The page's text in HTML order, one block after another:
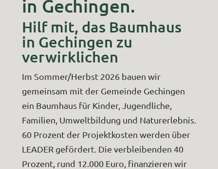
in Gechingen.
Hilf mit, das Baumhaus
in Gechingen zu
verwirklichen
Im Sommer/Herbst 2026 bauen wir
gemeinsam mit der Gemeinde Gechingen
ein Baumhaus für Kinder, Jugendliche,
Familien, Umweltbildung und Naturerlebnis.
60 Prozent der Projektkosten werden über
LEADER gefördert. Die verbleibenden 40
Prozent, rund 12.000 Euro, finanzieren wir